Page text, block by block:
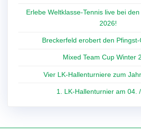
Erlebe Weltklasse-Tennis live bei
2026!
Breckerfeld erobert den
Mixed Team Cup Winter
Vier LK-Hallenturniere zum
1. LK-Hallenturnier am 04.